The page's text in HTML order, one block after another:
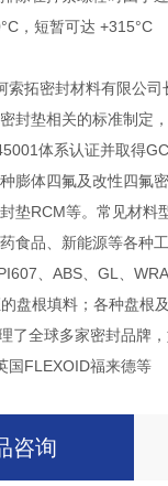
，短暂可达 +315°C
索拓密封材料有限公
封垫相关的标准制定
体系认证并取得
膨体四氟及改性四氟
垫RCM等。常见材料
食品、新能源等各种工
、ABS、GL、
盘根填料；各种盘根
了全球多家密封品牌
国FLEXOID福来德等
咨询